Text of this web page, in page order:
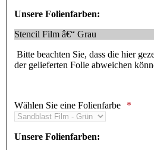
Unsere Folienfarben:
Stencil Film â€“ Grau
Bitte beachten Sie, dass die hier
der gelieferten Folie abweichen
Wählen Sie eine Folienfarbe
Unsere Folienfarben: